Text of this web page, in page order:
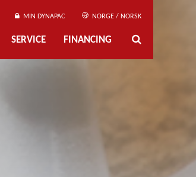
MIN DYNAPAC NORGE / NORSK
SERVICE FINANCING